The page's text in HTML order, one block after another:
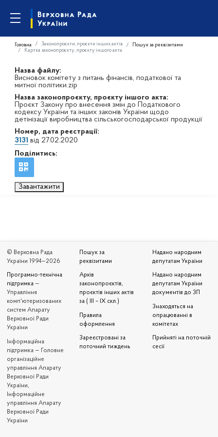
Головна Законопроєкти, проєкти інших актів
Пошук за реквізитами
Картка законопроєкту, проєкту іншого акта
Назва файлу:
Висновок комітету з питань фінансів, податкової та
митної політики.zip
Назва законопроєкту, проєкту іншого акта:
Проєкт Закону про внесення змін до Податкового
кодексу України та інших законів України щодо
детінізації виробництва сільськогосподарської продукції
Номер, дата реєстрації:
3131 від 27.02.2020
Поділитись:
Завантажити
© Верховна Рада
України 1994—2026
Програмно-технічна
підтримка —
Управління
комп'ютеризованих
систем Апарату
Верховної Ради
України
Iнформаційна
підтримка — Головне
організаційне
управління Апарату
Верховної Ради
України,
Інформаційне
управління Апарату
Верховної Ради
України
Пошук за
реквізитами
Архів
законопроєктів,
проєктів інших актів
за ( III – IX скл.)
Правила
оформлення
Зареєстровані за
поточний тиждень
Надано народним
депутатам України
Надано народним
депутатам України
документів до ЗП
Знаходяться на
опрацюванні в
комітетах
Прийняті на поточній
сесії